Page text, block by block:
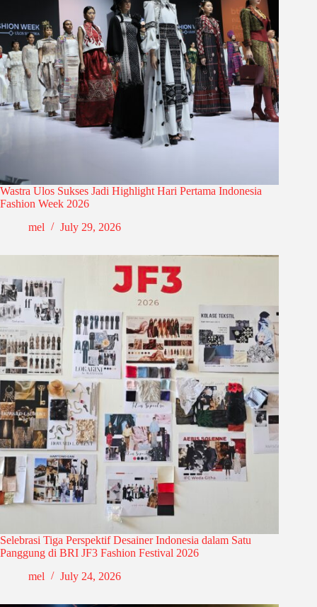
Wastra Ulos Sukses Jadi Highlight Hari Pertama Indonesia
Fashion Week 2026
mel
July 29, 2026
Selebrasi Tiga Perspektif Desainer Indonesia dalam Satu
Panggung di BRI JF3 Fashion Festival 2026
mel
July 24, 2026